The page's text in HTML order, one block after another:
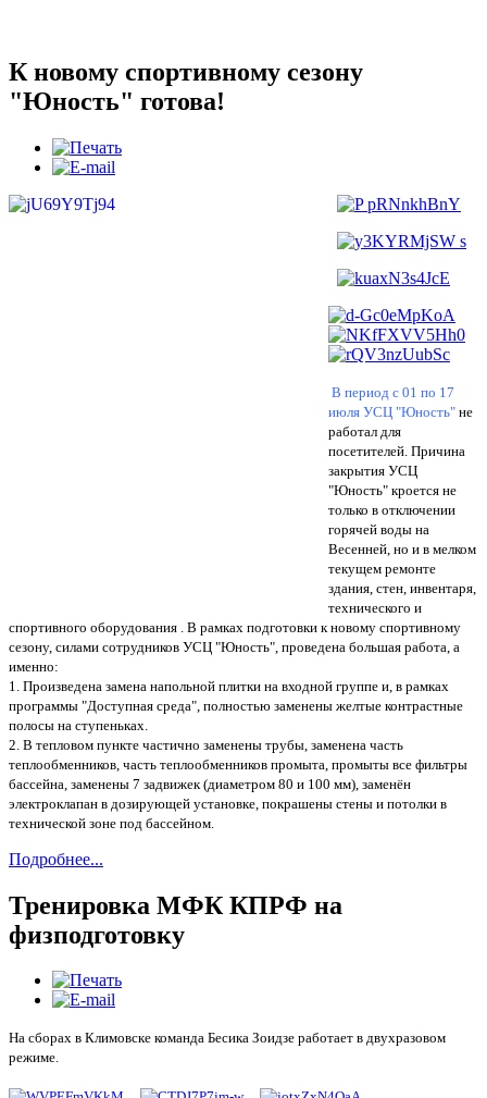
К новому спортивному сезону
"Юность" готова!
В период с 01 по 17
июля УСЦ "Юность" не
работал для
посетителей. Причина
закрытия УСЦ
"Юность" кроется не
только в отключении
горячей воды на
Весенней, но и в мелком
текущем ремонте
здания, стен, инвентаря,
технического и
спортивного оборудования . В рамках подготовки к новому спортивному
сезону, силами сотрудников УСЦ "Юность", проведена большая работа, а
именно:
1. Произведена замена напольной плитки на входной группе и, в рамках
программы "Доступная среда", полностью заменены желтые контрастные
полосы на ступеньках.
2. В тепловом пункте частично заменены трубы, заменена часть
теплообменников, часть теплообменников промыта, промыты все фильтры
бассейна, заменены 7 задвижек (диаметром 80 и 100 мм), заменён
электроклапан в дозирующей установке, покрашены стены и потолки в
технической зоне под бассейном.
Подробнее...
Тренировка МФК КПРФ на
физподготовку
На сборах в Климовске команда Бесика Зоидзе работает в двухразовом
режиме.